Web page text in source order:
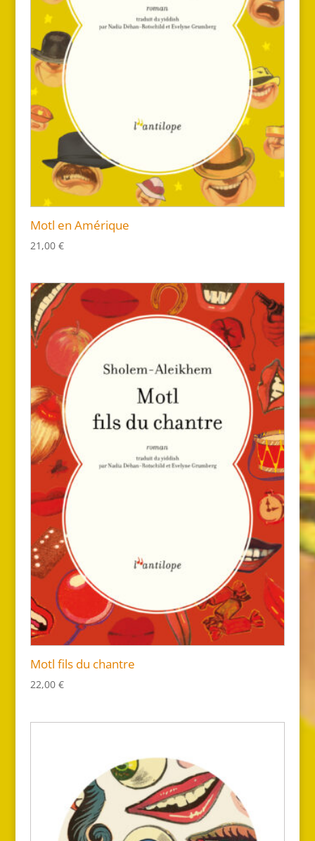
Motl en Amérique
21,00 €
Motl fils du chantre
22,00 €